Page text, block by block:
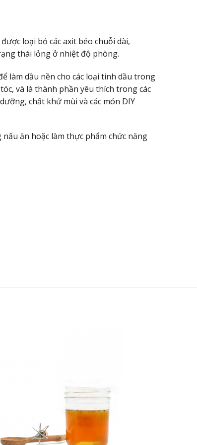
loại bỏ các axit béo chuỗi dài,
thái lỏng ở nhiệt độ phòng.
làm dầu nền cho các loại tinh dầu trong
và là thành phần yêu thích trong các
chất khử mùi và các món DIY
ăn hoặc làm thực phẩm chức năng